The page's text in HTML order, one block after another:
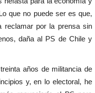
que no puede ser es que,
reclamar por la prensa sin
daña al PS de Chile y
años de militancia de
y, en lo electoral, he